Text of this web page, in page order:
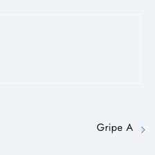
Gripe A